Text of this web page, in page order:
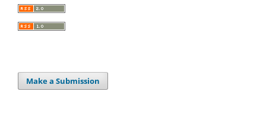
Make a Submission